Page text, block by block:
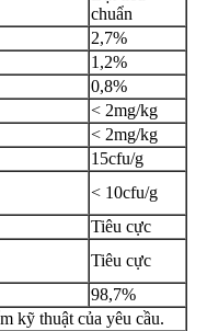
chuẩn
2,7%
1,2%
0,8%
< 2mg/kg
< 2mg/kg
15cfu/g
< 10cfu/g
Tiêu cực
Tiêu cực
98,7%
kỹ thuật của yêu cầu.